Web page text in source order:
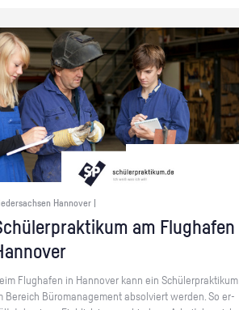
Hannover |
am Flug­ha­fen
Flug­ha­fen in Han­no­ver kann ein Schü­ler­prak­ti­kum
Be­reich Bü­ro­ma­nage­ment ab­sol­viert wer­den. So er­